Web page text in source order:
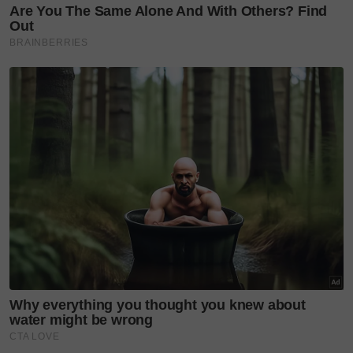
mampu mempromosikan Malaysia bukan hanya
sebagai destinasi pelancongan, tetapi sebagai hab
kreatif yang sarat dengan identiti dan cerita,”
katanya.
Beliau turut merancang menterjemahkan semangat
TMM26 menerusi persembahan fesyen
berkonsepkan destinasi, kolaborasi bersama
penggiat seni dan pelancongan, serta penghasilan